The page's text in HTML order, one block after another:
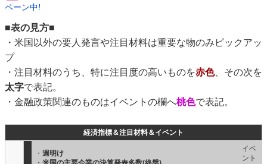
ペーン中!
■表の見方■
・米国以外の要人発言や注目材料は重要な物のみピックアッ
プ
・注目材料のうち、特に注目度の高いものを赤色、その次を
太字で表記。
・金融政策関連のものはイベントの欄へ桃色で表記。
経済指標＆注目材料＆イベント
・ 週明け
イベ
ント